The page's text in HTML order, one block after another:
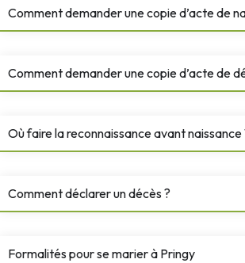
Comment demander une copie d’acte de
Comment demander une copie d’acte de
Où faire la reconnaissance avant naissance
Comment déclarer un décès ?
Formalités pour se marier à Pringy